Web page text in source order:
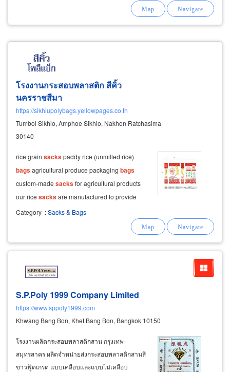
โรงงานกระสอบพลาสติก สีคิ้ว
นครราชสีมา
https://sikhiupolybags.yellowpages.co.th
Tumbol Sikhio, Amphoe Sikhio, Nakhon Ratchasima
30140
rice grain sackspaddy rice (unmilled rice)
bagsagricultural produce packaging bags
custom-made sacksfor agricultural products
our rice sacksare manufactured to provide
excellent durability and moisture resistance,
Category :Sacks & Bags
S.P.Poly 1999 Company Limited
https://www.sppoly1999.com
Khwang Bang Bon, Khet Bang Bon, Bangkok 10150
โรงงานผลิตกระสอบพลาสติกสาน กรุงเทพ-
สมุทรสาคร ผลิตจำหน่ายส่งกระสอบพลาสติกสานสี
ขาวฟู้ดเกรด แบบเคลือบและแบบไม่เคลือบ